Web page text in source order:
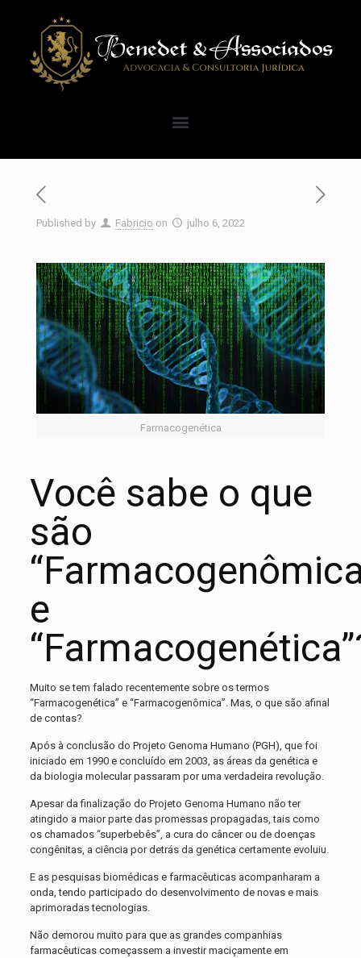
Published by Fabricio on julho 6, 2022
Farmacogenética
Você sabe o que
são
e
Muito se tem falado recentemente sobre os termos
“Farmacogenética” e “Farmacogenômica”. Mas, o que são afinal
de contas?
Após à conclusão do Projeto Genoma Humano (PGH), que foi
iniciado em 1990 e concluído em 2003, as áreas da genética e
da biologia molecular passaram por uma verdadeira revolução.
Apesar da finalização do Projeto Genoma Humano não ter
atingido a maior parte das promessas propagadas, tais como
os chamados “superbebês”, a cura do câncer ou de doenças
congênitas, a ciência por detrás da genética certamente evoluiu.
E as pesquisas biomédicas e farmacêuticas acompanharam a
onda, tendo participado do desenvolvimento de novas e mais
aprimoradas tecnologias.
Não demorou muito para que as grandes companhias
farmacêuticas começassem a investir maciçamente em